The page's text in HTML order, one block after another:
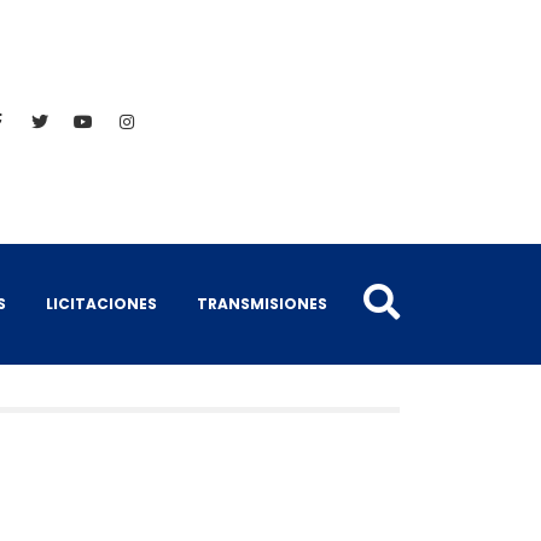
LICITACIONES TRANSMISIONES